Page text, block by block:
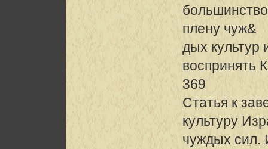
плену чуж&
дых культур
воспринять
369
Статья к
культуру
чуждых сил.